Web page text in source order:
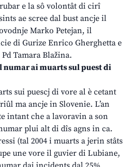
e la sô volontât di cirî
ae scree dal bust ancje il
Marko Petejan, il
di Gurize Enrico Gherghetta e
Tamara Blažina.
numar ai muarts sul puest di
sui puescj di vore al è cetant
ma ancje in Slovenie. L’an
intant che a lavoravin a son
plui alt di dîs agns in ca.
(tal 2004 i muarts a jerin stâts
une vore il guvier di Lubiane,